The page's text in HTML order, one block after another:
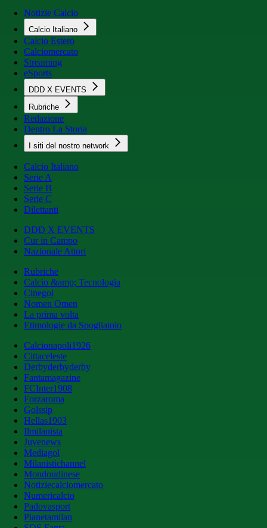
Notizie Calcio
Calcio Italiano
Calcio Estero
Calciomercato
Streaming
eSports
DDD X EVENTS
Rubriche
Redazione
Dentro La Storia
I siti del nostro network
Calcio Italiano
Serie A
Serie B
Serie C
Dilettanti
DDD X EVENTS
Cur in Campo
Nazionale Attori
Rubriche
Calcio &amp; Tecnologia
Cinegol
Nomen Omen
La prima volta
Etimologie da Spogliatoio
Calcionapoli1926
Cittaceleste
Derbyderbyderby
Fantamagazine
FCInter1908
Forzaroma
Golssip
Hellas1903
Ilmilanista
Juvenews
Mediagol
Milanistichannel
Mondoudinese
Notiziecalciomercato
Numericalcio
Padovasport
Pianetamilan